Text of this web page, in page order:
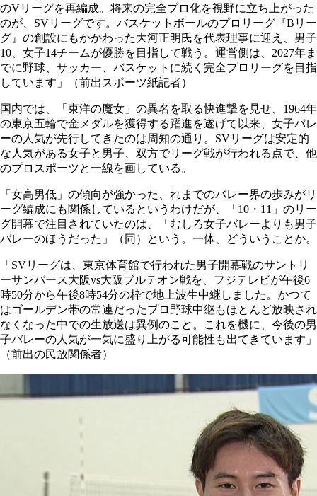
のVリーグを再編成。将来の完全プロ化を視野に立ち上がった
のが、SVリーグです。バスケットボールのプロリーグ『Bリー
グ』の創設にもかかわった大河正明氏を代表理事に迎え、男子
10、女子14チームが優勝を目指して戦う。運営側は、2027年ま
でに野球、サッカー、バスケットに続く完全プロリーグを目指
しています」（前出スポーツ紙記者）
国内では、「東洋の魔女」の異名を取る快進撃を見せ、1964年
の東京五輪で金メダルを獲得する躍進を遂げて以来、女子バレ
ーの人気が先行してきたのは周知の通り。SVリーグは安定的
な人気がある女子と男子、双方でリーグ戦が行われる点で、他
のプロスポーツと一線を画している。
「女高男低」の傾向が強かった、れまでのバレー界の歩みがリ
ーグ編成にも関係しているというわけだが、「10・11」のリー
グ開幕で注目されていたのは、「むしろ女子バレーよりも男子
バレーのほうだった」（同）という。一体、どういうことか。
「SVリーグは、東京体育館で行われた男子開幕戦のサントリ
ーサンバース大阪vs大阪ブルテオン戦を、フジテレビが午後6
時50分から午後8時54分の枠で地上波生中継しました。かつて
はゴールデン帯の常連だったプロ野球中継もほとんど放映され
なくなった中での生放送は異例のこと。これを機に、今後の男
子バレーの人気が一気に盛り上がる可能性も出てきています」
（前出の民放関係者）